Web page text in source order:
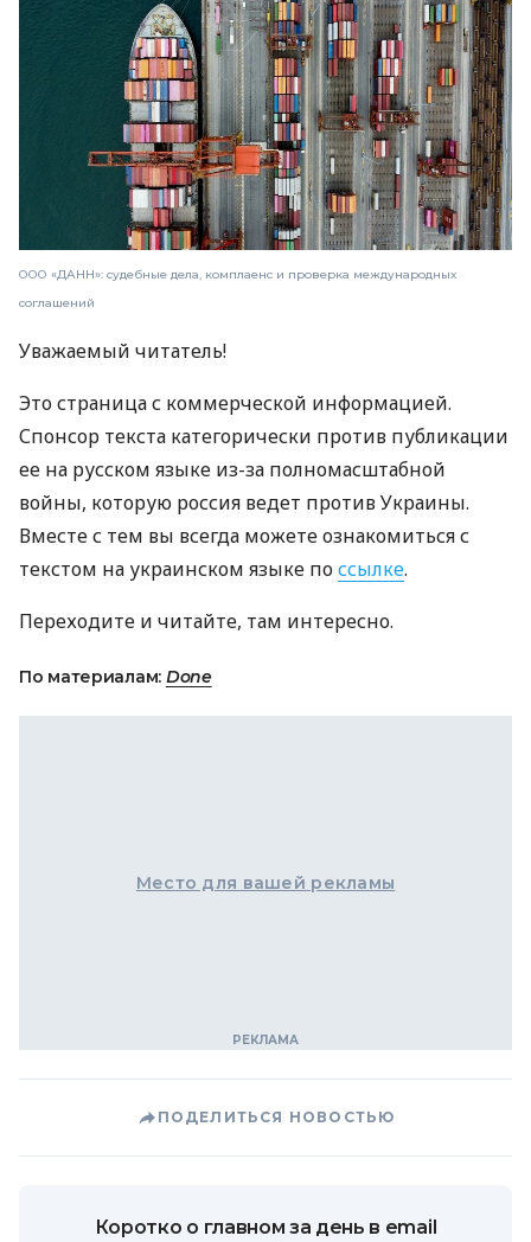
ООО «ДАНН»: судебные дела, комплаенс и проверка международных
соглашений
Уважаемый читатель!
Это страница с коммерческой информацией.
Спонсор текста категорически против публикации
ее на русском языке из-за полномасштабной
войны, которую россия ведет против Украины.
Вместе с тем вы всегда можете ознакомиться с
текстом на украинском языке поссылке.
Переходите и читайте, там интересно.
По материалам: Done
Место для вашей рекламы
ПОДЕЛИТЬСЯ НОВОСТЬЮ
Коротко о главном за день в email